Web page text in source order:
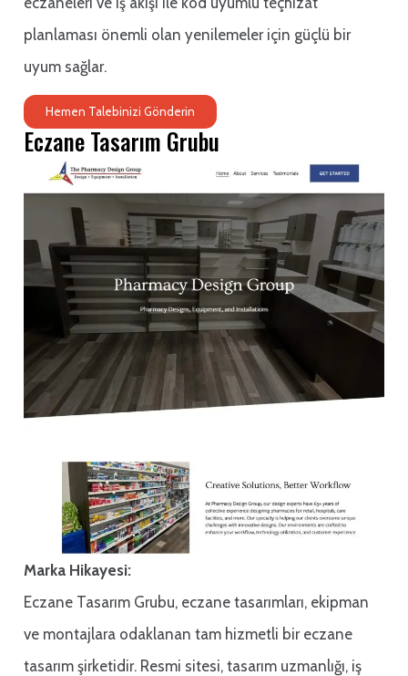
planlaması önemli olan yenilemeler için güçlü bir
uyum sağlar.
Hemen Talebinizi Gönderin
Eczane Tasarım Grubu
Marka Hikayesi:
Eczane Tasarım Grubu, eczane tasarımları, ekipman
ve montajlara odaklanan tam hizmetli bir eczane
tasarım şirketidir. Resmi sitesi, tasarım uzmanlığı, iş